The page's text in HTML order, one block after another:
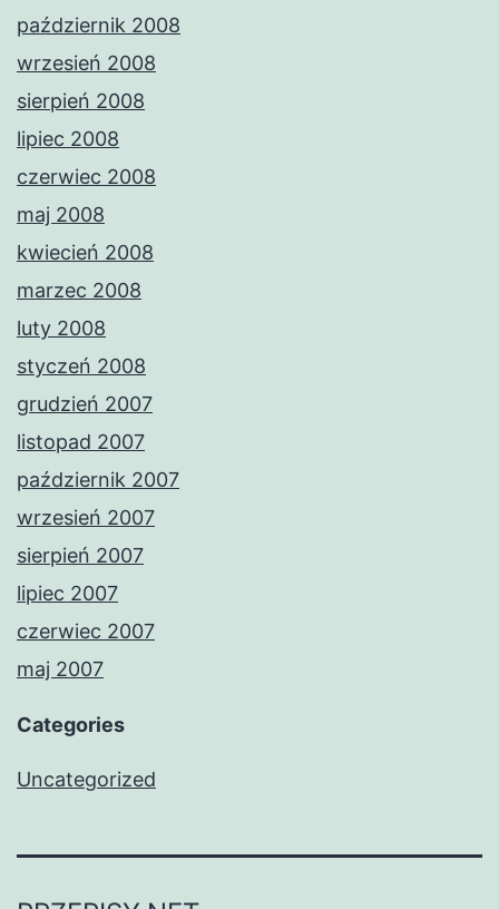
październik 2008
wrzesień 2008
sierpień 2008
lipiec 2008
czerwiec 2008
maj 2008
kwiecień 2008
marzec 2008
luty 2008
styczeń 2008
grudzień 2007
listopad 2007
październik 2007
wrzesień 2007
sierpień 2007
lipiec 2007
czerwiec 2007
maj 2007
Categories
Uncategorized